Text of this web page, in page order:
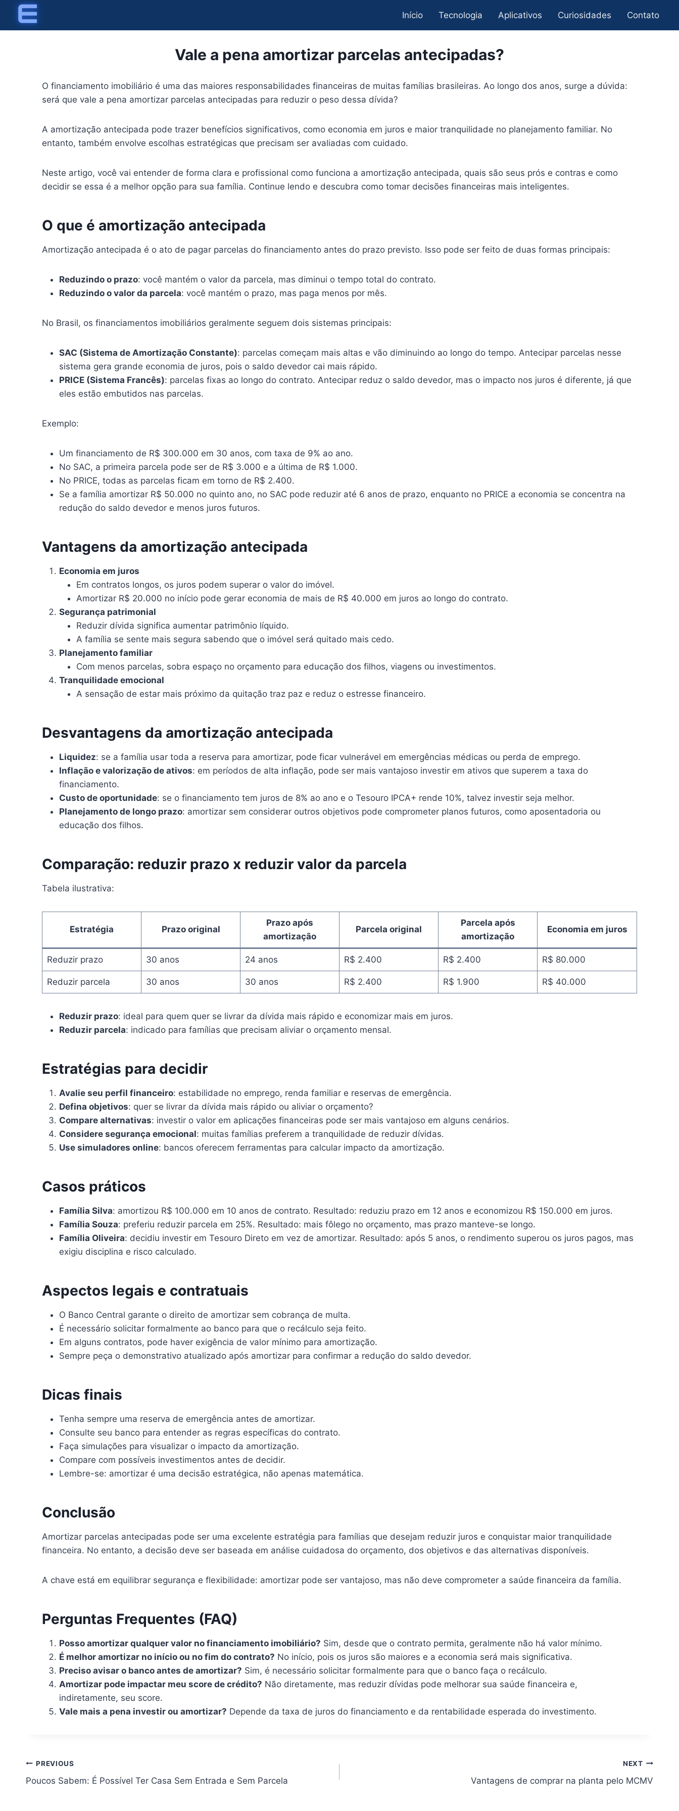
content
Início Tecnologia Aplicativos Curiosidades Contato
Vale a pena amortizar parcelas antecipadas?
O financiamento imobiliário é uma das maiores responsabilidades financeiras de muitas famílias brasileiras. Ao longo dos anos, surge a dúvida:
será que vale a pena amortizar parcelas antecipadas para reduzir o peso dessa dívida?
A amortização antecipada pode trazer benefícios significativos, como economia em juros e maior tranquilidade no planejamento familiar. No
entanto, também envolve escolhas estratégicas que precisam ser avaliadas com cuidado.
Neste artigo, você vai entender de forma clara e profissional como funciona a amortização antecipada, quais são seus prós e contras e como
decidir se essa é a melhor opção para sua família. Continue lendo e descubra como tomar decisões financeiras mais inteligentes.
O que é amortização antecipada
Amortização antecipada é o ato de pagar parcelas do financiamento antes do prazo previsto. Isso pode ser feito de duas formas principais:
Reduzindo o prazo: você mantém o valor da parcela, mas diminui o tempo total do contrato.
Reduzindo o valor da parcela: você mantém o prazo, mas paga menos por mês.
No Brasil, os financiamentos imobiliários geralmente seguem dois sistemas principais:
SAC (Sistema de Amortização Constante): parcelas começam mais altas e vão diminuindo ao longo do tempo. Antecipar parcelas nesse
sistema gera grande economia de juros, pois o saldo devedor cai mais rápido.
PRICE (Sistema Francês): parcelas fixas ao longo do contrato. Antecipar reduz o saldo devedor, mas o impacto nos juros é diferente, já que
eles estão embutidos nas parcelas.
Exemplo:
Um financiamento de R$ 300.000 em 30 anos, com taxa de 9% ao ano.
No SAC, a primeira parcela pode ser de R$ 3.000 e a última de R$ 1.000.
No PRICE, todas as parcelas ficam em torno de R$ 2.400.
Se a família amortizar R$ 50.000 no quinto ano, no SAC pode reduzir até 6 anos de prazo, enquanto no PRICE a economia se concentra na
redução do saldo devedor e menos juros futuros.
Vantagens da amortização antecipada
Economia em juros
Em contratos longos, os juros podem superar o valor do imóvel.
Amortizar R$ 20.000 no início pode gerar economia de mais de R$ 40.000 em juros ao longo do contrato.
Segurança patrimonial
Reduzir dívida significa aumentar patrimônio líquido.
A família se sente mais segura sabendo que o imóvel será quitado mais cedo.
Planejamento familiar
Com menos parcelas, sobra espaço no orçamento para educação dos filhos, viagens ou investimentos.
Tranquilidade emocional
A sensação de estar mais próximo da quitação traz paz e reduz o estresse financeiro.
Desvantagens da amortização antecipada
Liquidez: se a família usar toda a reserva para amortizar, pode ficar vulnerável em emergências médicas ou perda de emprego.
Inflação e valorização de ativos: em períodos de alta inflação, pode ser mais vantajoso investir em ativos que superem a taxa do
financiamento.
Custo de oportunidade: se o financiamento tem juros de 8% ao ano e o Tesouro IPCA+ rende 10%, talvez investir seja melhor.
Planejamento de longo prazo: amortizar sem considerar outros objetivos pode comprometer planos futuros, como aposentadoria ou
educação dos filhos.
Comparação: reduzir prazo x reduzir valor da parcela
Tabela ilustrativa:
Estratégia Prazo original
Prazo após
amortização
Parcela original
Parcela após
amortização
Economia em juros
Reduzir prazo 30 anos 24 anos R$ 2.400 R$ 2.400 R$ 80.000
Reduzir parcela 30 anos 30 anos R$ 2.400 R$ 1.900 R$ 40.000
Reduzir prazo: ideal para quem quer se livrar da dívida mais rápido e economizar mais em juros.
Reduzir parcela: indicado para famílias que precisam aliviar o orçamento mensal.
Estratégias para decidir
Avalie seu perfil financeiro: estabilidade no emprego, renda familiar e reservas de emergência.
Defina objetivos: quer se livrar da dívida mais rápido ou aliviar o orçamento?
Compare alternativas: investir o valor em aplicações financeiras pode ser mais vantajoso em alguns cenários.
Considere segurança emocional: muitas famílias preferem a tranquilidade de reduzir dívidas.
Use simuladores online: bancos oferecem ferramentas para calcular impacto da amortização.
Casos práticos
Família Silva: amortizou R$ 100.000 em 10 anos de contrato. Resultado: reduziu prazo em 12 anos e economizou R$ 150.000 em juros.
Família Souza: preferiu reduzir parcela em 25%. Resultado: mais fôlego no orçamento, mas prazo manteve-se longo.
Família Oliveira: decidiu investir em Tesouro Direto em vez de amortizar. Resultado: após 5 anos, o rendimento superou os juros pagos, mas
exigiu disciplina e risco calculado.
Aspectos legais e contratuais
O Banco Central garante o direito de amortizar sem cobrança de multa.
É necessário solicitar formalmente ao banco para que o recálculo seja feito.
Em alguns contratos, pode haver exigência de valor mínimo para amortização.
Sempre peça o demonstrativo atualizado após amortizar para confirmar a redução do saldo devedor.
Dicas finais
Tenha sempre uma reserva de emergência antes de amortizar.
Consulte seu banco para entender as regras específicas do contrato.
Faça simulações para visualizar o impacto da amortização.
Compare com possíveis investimentos antes de decidir.
Lembre-se: amortizar é uma decisão estratégica, não apenas matemática.
Conclusão
Amortizar parcelas antecipadas pode ser uma excelente estratégia para famílias que desejam reduzir juros e conquistar maior tranquilidade
financeira. No entanto, a decisão deve ser baseada em análise cuidadosa do orçamento, dos objetivos e das alternativas disponíveis.
A chave está em equilibrar segurança e flexibilidade: amortizar pode ser vantajoso, mas não deve comprometer a saúde financeira da família.
Perguntas Frequentes (FAQ)
Posso amortizar qualquer valor no financiamento imobiliário? Sim, desde que o contrato permita, geralmente não há valor mínimo.
É melhor amortizar no início ou no fim do contrato? No início, pois os juros são maiores e a economia será mais significativa.
Preciso avisar o banco antes de amortizar? Sim, é necessário solicitar formalmente para que o banco faça o recálculo.
Amortizar pode impactar meu score de crédito? Não diretamente, mas reduzir dívidas pode melhorar sua saúde financeira e,
indiretamente, seu score.
Vale mais a pena investir ou amortizar? Depende da taxa de juros do financiamento e da rentabilidade esperada do investimento.
Navegação
de
PREVIOUS
Poucos Sabem: É Possível Ter Casa Sem Entrada e Sem Parcela
NEXT
Vantagens de comprar na planta pelo MCMV